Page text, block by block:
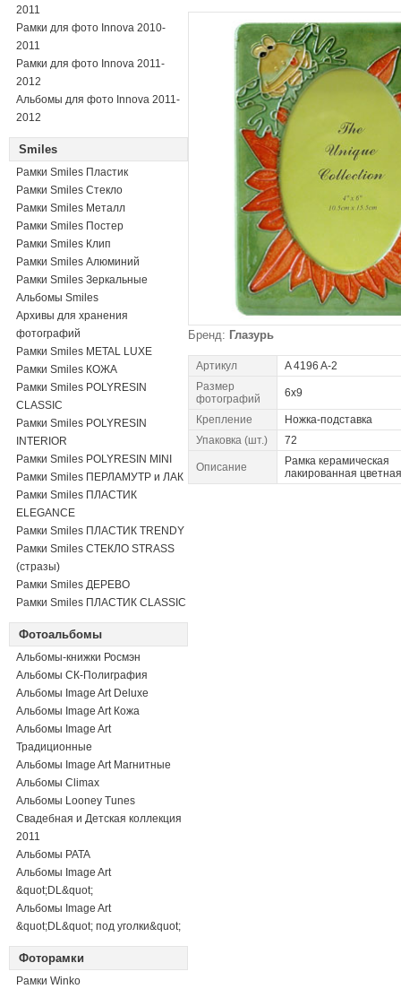
2011
Рамки для фото Innova 2010-
2011
Рамки для фото Innova 2011-
2012
Альбомы для фото Innova 2011-
2012
Smiles
Рамки Smiles Пластик
Рамки Smiles Стекло
Рамки Smiles Металл
Рамки Smiles Постер
Рамки Smiles Клип
Рамки Smiles Алюминий
Рамки Smiles Зеркальные
Альбомы Smiles
Архивы для хранения
фотографий
Рамки Smiles METAL LUXE
Рамки Smiles КОЖА
Рамки Smiles POLYRESIN
CLASSIC
Рамки Smiles POLYRESIN
INTERIOR
Рамки Smiles POLYRESIN MINI
Рамки Smiles ПЕРЛАМУТР и ЛАК
Рамки Smiles ПЛАСТИК
ELEGANCE
Рамки Smiles ПЛАСТИК TRENDY
Рамки Smiles СТЕКЛО STRASS
(стразы)
Рамки Smiles ДЕРЕВО
Рамки Smiles ПЛАСТИК CLASSIC
Фотоальбомы
Альбомы-книжки Росмэн
Альбомы СК-Полиграфия
Альбомы Image Art Deluxe
Альбомы Image Art Кожа
Альбомы Image Art
Традиционные
Альбомы Image Art Магнитные
Альбомы Climax
Альбомы Looney Tunes
Свадебная и Детская коллекция
2011
Альбомы PATA
Альбомы Image Art
&quot;DL&quot;
Альбомы Image Art
&quot;DL&quot; под уголки&quot;
Фоторамки
Рамки Winko
Бренд: Глазурь
Артикул
A 4196 A-2
Размер
фотографий
6x9
Крепление
Ножка-подставка
Упаковка (шт.)
72
Описание
Рамка керамическая
лакированная цветная